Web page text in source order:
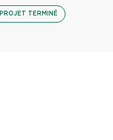
PROJET TERMINÉ